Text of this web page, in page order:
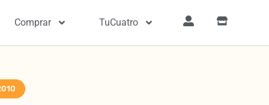
Comprar TuCuatro